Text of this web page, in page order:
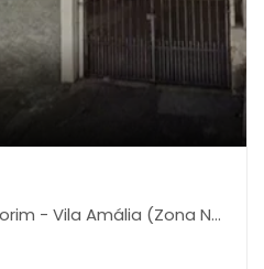
Amália (Zona Norte), São Paulo-SP